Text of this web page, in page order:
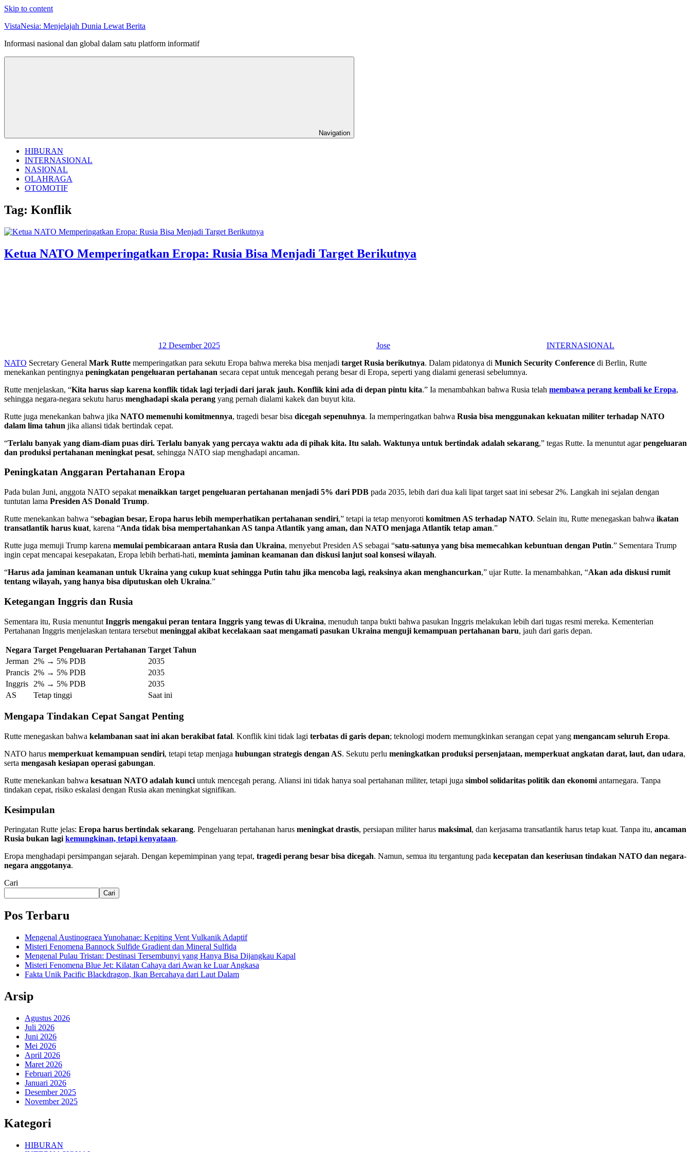
Skip to content
VistaNesia: Menjelajah Dunia Lewat Berita
Informasi nasional dan global dalam satu platform informatif
Navigation
HIBURAN
INTERNASIONAL
NASIONAL
OLAHRAGA
OTOMOTIF
Tag: Konflik
Ketua NATO Memperingatkan Eropa: Rusia Bisa Menjadi Target Berikutnya
12 Desember 2025 Jose
INTERNASIONAL
NATO Secretary General Mark Rutte memperingatkan para sekutu Eropa bahwa mereka bisa menjadi target Rusia berikutnya. Dalam pidatonya di Munich Security Conference di Berlin, Rutte
menekankan pentingnya peningkatan pengeluaran pertahanan secara cepat untuk mencegah perang besar di Eropa, seperti yang dialami generasi sebelumnya.
Rutte menjelaskan, “Kita harus siap karena konflik tidak lagi terjadi dari jarak jauh. Konflik kini ada di depan pintu kita.” Ia menambahkan bahwa Rusia telah membawa perang kembali ke Eropa,
sehingga negara-negara sekutu harus menghadapi skala perang yang pernah dialami kakek dan buyut kita.
Rutte juga menekankan bahwa jika NATO memenuhi komitmennya, tragedi besar bisa dicegah sepenuhnya. Ia memperingatkan bahwa Rusia bisa menggunakan kekuatan militer terhadap NATO
dalam lima tahun jika aliansi tidak bertindak cepat.
“Terlalu banyak yang diam-diam puas diri. Terlalu banyak yang percaya waktu ada di pihak kita. Itu salah. Waktunya untuk bertindak adalah sekarang,” tegas Rutte. Ia menuntut agarpengeluaran
dan produksi pertahanan meningkat pesat, sehingga NATO siap menghadapi ancaman.
Peningkatan Anggaran Pertahanan Eropa
Pada bulan Juni, anggota NATO sepakat menaikkan target pengeluaran pertahanan menjadi 5% dari PDB pada 2035, lebih dari dua kali lipat target saat ini sebesar 2%. Langkah ini sejalan dengan
tuntutan lama Presiden AS Donald Trump.
Rutte menekankan bahwa “sebagian besar, Eropa harus lebih memperhatikan pertahanan sendiri,” tetapi ia tetap menyoroti komitmen AS terhadap NATO. Selain itu, Rutte menegaskan bahwa ikatan
transatlantik harus kuat, karena “Anda tidak bisa mempertahankan AS tanpa Atlantik yang aman, dan NATO menjaga Atlantik tetap aman.”
Rutte juga memuji Trump karena memulai pembicaraan antara Rusia dan Ukraina, menyebut Presiden AS sebagai “satu-satunya yang bisa memecahkan kebuntuan dengan Putin.” Sementara Trump
ingin cepat mencapai kesepakatan, Eropa lebih berhati-hati, meminta jaminan keamanan dan diskusi lanjut soal konsesi wilayah.
“Harus ada jaminan keamanan untuk Ukraina yang cukup kuat sehingga Putin tahu jika mencoba lagi, reaksinya akan menghancurkan,” ujar Rutte. Ia menambahkan, “Akan ada diskusi rumit
tentang wilayah, yang hanya bisa diputuskan oleh Ukraina.”
Ketegangan Inggris dan Rusia
Sementara itu, Rusia menuntut Inggris mengakui peran tentara Inggris yang tewas di Ukraina, menuduh tanpa bukti bahwa pasukan Inggris melakukan lebih dari tugas resmi mereka. Kementerian
Pertahanan Inggris menjelaskan tentara tersebut meninggal akibat kecelakaan saat mengamati pasukan Ukraina menguji kemampuan pertahanan baru, jauh dari garis depan.
Negara Target Pengeluaran Pertahanan Target Tahun
Jerman
2% → 5% PDB
2035
Prancis 2% → 5% PDB
2035
Inggris
2% → 5% PDB
2035
AS
Tetap tinggi Saat ini
Mengapa Tindakan Cepat Sangat Penting
Rutte menegaskan bahwa kelambanan saat ini akan berakibat fatal. Konflik kini tidak lagi terbatas di garis depan; teknologi modern memungkinkan serangan cepat yang mengancam seluruh Eropa.
NATO harus memperkuat kemampuan sendiri, tetapi tetap menjaga hubungan strategis dengan AS. Sekutu perlu meningkatkan produksi persenjataan, memperkuat angkatan darat, laut, dan udara,
serta mengasah kesiapan operasi gabungan.
Rutte menekankan bahwa kesatuan NATO adalah kunci untuk mencegah perang. Aliansi ini tidak hanya soal pertahanan militer, tetapi juga simbol solidaritas politik dan ekonomi antarnegara. Tanpa
tindakan cepat, risiko eskalasi dengan Rusia akan meningkat signifikan.
Kesimpulan
Peringatan Rutte jelas: Eropa harus bertindak sekarang. Pengeluaran pertahanan harus meningkat drastis, persiapan militer harus maksimal, dan kerjasama transatlantik harus tetap kuat. Tanpa itu, ancaman
Rusia bukan lagi kemungkinan, tetapi kenyataan.
Eropa menghadapi persimpangan sejarah. Dengan kepemimpinan yang tepat, tragedi perang besar bisa dicegah. Namun, semua itu tergantung pada kecepatan dan keseriusan tindakan NATO dan negara-
negara anggotanya.
Cari
Cari
Pos Terbaru
Mengenal Austinograea Yunohanae: Kepiting Vent Vulkanik Adaptif
Misteri Fenomena Bannock Sulfide Gradient dan Mineral Sulfida
Mengenal Pulau Tristan: Destinasi Tersembunyi yang Hanya Bisa Dijangkau Kapal
Misteri Fenomena Blue Jet: Kilatan Cahaya dari Awan ke Luar Angkasa
Fakta Unik Pacific Blackdragon, Ikan Bercahaya dari Laut Dalam
Arsip
Agustus 2026
Juli 2026
Juni 2026
Mei 2026
April 2026
Maret 2026
Februari 2026
Januari 2026
Desember 2025
November 2025
Kategori
HIBURAN